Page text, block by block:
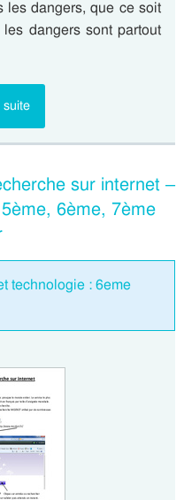
les dangers, que ce soit
dangers sont partout
suite
sur internet –
6ème, 7ème
technologie : 6eme